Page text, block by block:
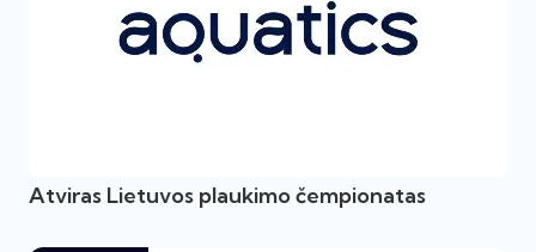
Atviras Lietuvos plaukimo čempionatas